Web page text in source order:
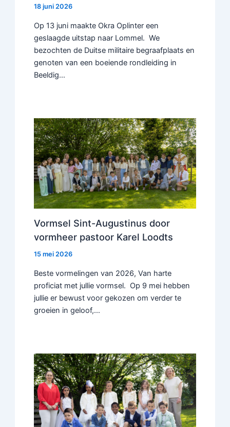
18 juni 2026
Op 13 juni maakte Okra Oplinter een
geslaagde uitstap naar Lommel. We
bezochten de Duitse militaire begraafplaats en
genoten van een boeiende rondleiding in
Beeldig…
Vormsel Sint-Augustinus door
vormheer pastoor Karel Loodts
15 mei 2026
Beste vormelingen van 2026, Van harte
proficiat met jullie vormsel. Op 9 mei hebben
jullie er bewust voor gekozen om verder te
groeien in geloof,…